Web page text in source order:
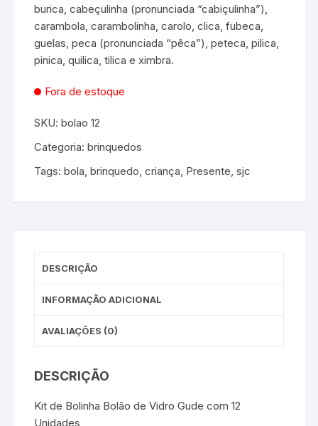
burica, cabeçulinha (pronunciada “cabiçulinha”),
carambola, carambolinha, carolo, clica, fubeca,
guelas, peca (pronunciada “pêca”), peteca, pilica,
pinica, quilica, tilica e ximbra.
Fora de estoque
SKU:bolao 12
Categoria:brinquedos
Tags:bola,brinquedo,criança, Presente,sjc
DESCRIÇÃO
INFORMAÇÃO ADICIONAL
AVALIAÇÕES (0)
DESCRIÇÃO
Kit de Bolinha Bolão de Vidro Gude com 12
Unidades